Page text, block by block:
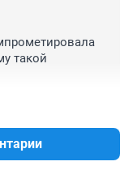
такой